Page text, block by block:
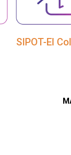
SIPOT-El